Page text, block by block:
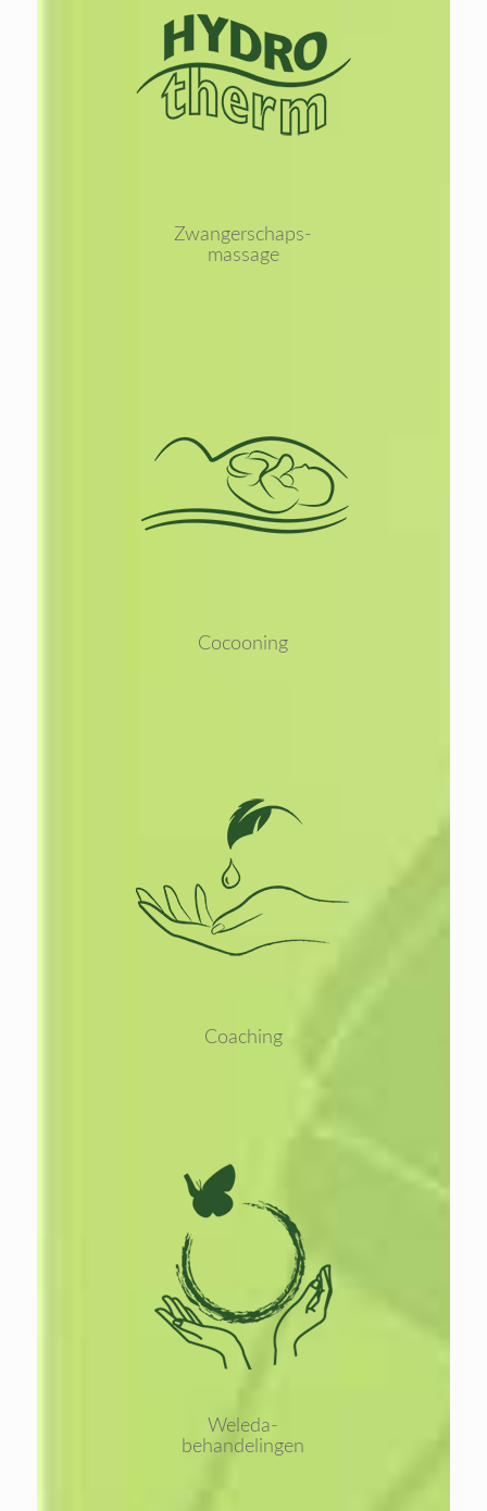
Lees
meer
Zwangerschaps-
massage
Lees
meer
Cocooning
Lees
meer
Coaching
meer
Weleda-
behandelingen